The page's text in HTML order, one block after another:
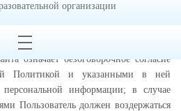
техникум", (далее –
при использовании в сети
означает безоговорочное согласие
Политикой и указанными в ней
информации; в случае
Пользователь должен воздержаться
организации